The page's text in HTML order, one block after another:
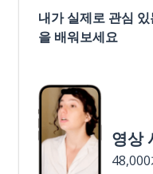
내가 실제로 관심
을 배워보세요
영상